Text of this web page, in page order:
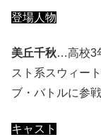
登場人物
美丘千秋…高校3
スト系スウィー
ブ・バトルに参戦
キャスト